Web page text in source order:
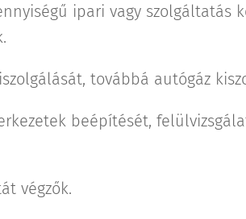
ipari vagy szolgáltatás
továbbá autógáz
beépítését,
végzők.